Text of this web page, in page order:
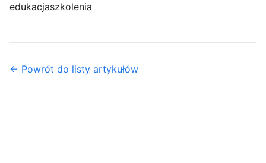
edukacjaszkolenia
← Powrót do listy artykułów